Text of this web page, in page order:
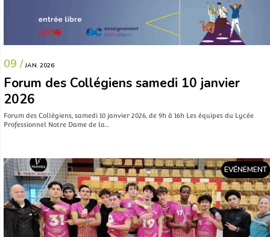
09 / JAN. 2026
Forum des Collégiens samedi 10 janvier
2026
Forum des Collégiens, samedi 10 janvier 2026, de 9h à 16h Les équipes du Lycée
Professionnel Notre Dame de la…
EVÉNEMENT